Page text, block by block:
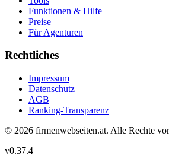
Funktionen & Hilfe
Preise
Für Agenturen
Rechtliches
Impressum
Datenschutz
AGB
Ranking-Transparenz
© 2026 firmenwebseiten.at. Alle Rechte
v0.37.4